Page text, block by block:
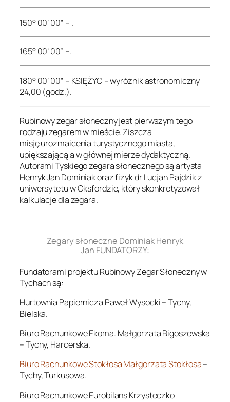
150° 00’ 00” – .
165° 00’ 00” –.
180° 00’ 00” – KSIĘŻYC – wyróżnik astronomiczny
24,00 (godz.).
Rubinowy zegar słoneczny jest pierwszym tego
rodzaju zegarem w mieście. Ziszcza
misję urozmaicenia turystycznego miasta,
upiększającą a w głównej mierze dydaktyczną.
Autorami Tyskiego zegara słonecznego są artysta
Henryk Jan Dominiak oraz fizyk dr Lucjan Pajdzik z
uniwersytetu w Oksfordzie, który skonkretyzował
kalkulacje dla zegara.
Zegary słoneczne Dominiak Henryk
Jan FUNDATORZY:
Fundatorami projektu Rubinowy Zegar Słoneczny w
Tychach są:
Hurtownia Papiernicza Paweł Wysocki – Tychy,
Bielska.
Biuro Rachunkowe Ekoma. Małgorzata Bigoszewska
– Tychy, Harcerska.
Biuro Rachunkowe Stokłosa Małgorzata Stokłosa–
Tychy, Turkusowa.
Biuro Rachunkowe Eurobilans Krzysteczko